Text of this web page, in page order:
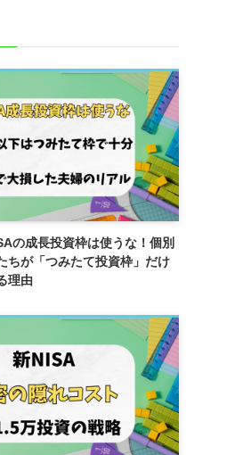
の成長投資枠は使うな！個別
ちが「つみたて投資枠」だけ
理由